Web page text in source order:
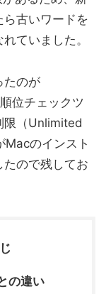
ら古いワードを
ていました。
たのが
位チェックツ
限（Unlimited
のインスト
ので残してお
の違い